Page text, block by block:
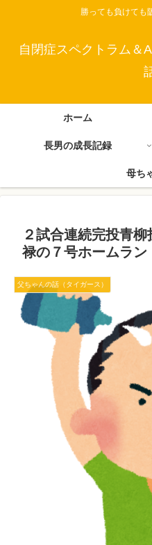
勝っても負けても
自閉症スペクトラム＆
ホーム
長男の成長記録
母ち
２試合連続完投青
禄の７号ホームラン
父ちゃんの話（タイガース）